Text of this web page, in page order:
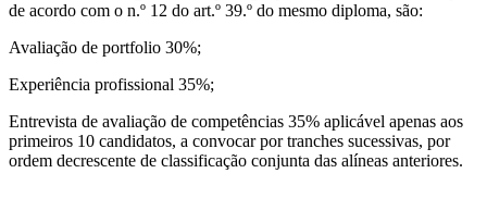
de acordo com o n.º 12 do art.º 39.º do mesmo diploma, são:
Avaliação de portfolio 30%;
Experiência profissional 35%;
Entrevista de avaliação de competências 35% aplicável apenas aos
primeiros 10 candidatos, a convocar por tranches sucessivas, por
ordem decrescente de classificação conjunta das alíneas anteriores.